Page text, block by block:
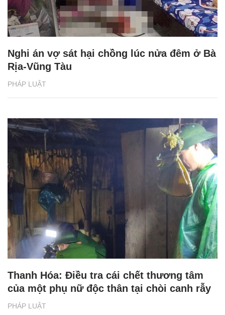
PHÁP LUẬT
Nghi án vợ sát hại chồng lúc nửa đêm ở Bà
Rịa-Vũng Tàu
PHÁP LUẬT
Thanh Hóa: Điều tra cái chết thương tâm
của một phụ nữ độc thân tại chòi canh rẫy